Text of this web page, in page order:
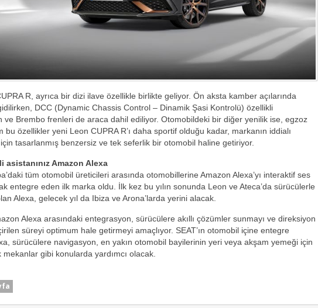
R, ayrıca bir dizi ilave özellikle birlikte geliyor. Ön aksta kamber açılarında
DCC (Dynamic Chassis Control – Dinamik Şasi Kontrolü) özellikli
ve Brembo frenleri de araca dahil ediliyor. Otomobildeki bir diğer yenilik ise, egzoz
bu özellikler yeni Leon CUPRA R’ı daha sportif olduğu kadar, markanın iddialı
için tasarlanmış benzersiz ve tek seferlik bir otomobil haline getiriyor.
asistanınız Amazon Alexa
tüm otomobil üreticileri arasında otomobillerine Amazon Alexa’yı interaktif ses
entegre eden ilk marka oldu. İlk kez bu yılın sonunda Leon ve Ateca’da sürücülerle
Alexa, gelecek yıl da Ibiza ve Arona’larda yerini alacak.
Alexa arasındaki entegrasyon, sürücülere akıllı çözümler sunmayı ve direksiyon
süreyi optimum hale getirmeyi amaçlıyor. SEAT’ın otomobil içine entegre
sürücülere navigasyon, en yakın otomobil bayilerinin yeri veya akşam yemeği için
gibi konularda yardımcı olacak.